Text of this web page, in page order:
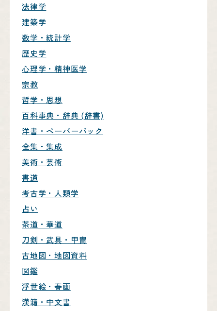
法律学
建築学
数学・統計学
歴史学
心理学・精神医学
宗教
哲学・思想
百科事典・辞典 (辞書)
洋書・ペーパーバック
全集・集成
美術・芸術
書道
考古学・人類学
占い
茶道・華道
刀剣・武具・甲冑
古地図・地図資料
図鑑
浮世絵・春画
漢籍・中文書